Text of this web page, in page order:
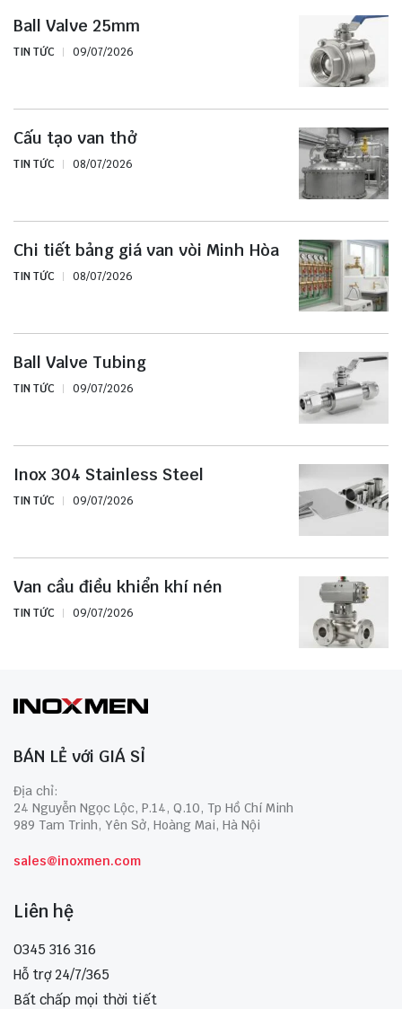
Ball Valve 25mm
TIN TỨC 09/07/2026
Cấu tạo van thở
TIN TỨC 08/07/2026
Chi tiết bảng giá van vòi Minh Hòa
TIN TỨC 08/07/2026
Ball Valve Tubing
TIN TỨC 09/07/2026
Inox 304 Stainless Steel
TIN TỨC 09/07/2026
Van cầu điều khiển khí nén
TIN TỨC 09/07/2026
BÁN LẺ với GIÁ SỈ
Địa chỉ:
24 Nguyễn Ngọc Lộc, P.14, Q.10, Tp Hồ Chí Minh
989 Tam Trinh, Yên Sở, Hoàng Mai, Hà Nội
sales@inoxmen.com
Liên hệ
0345 316 316
Hỗ trợ 24/7/365
Bất chấp mọi thời tiết